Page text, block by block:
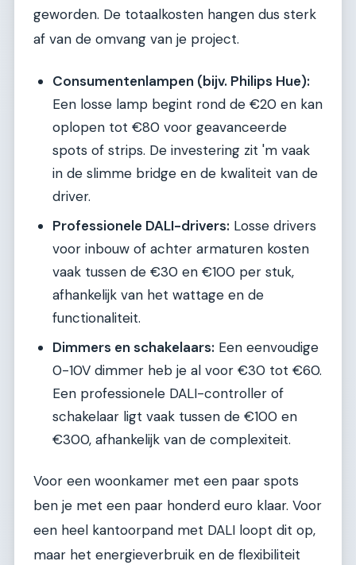
geworden. De totaalkosten hangen dus sterk
af van de omvang van je project.
Consumentenlampen (bijv. Philips Hue):
Een losse lamp begint rond de €20 en kan
oplopen tot €80 voor geavanceerde
spots of strips. De investering zit 'm vaak
in de slimme bridge en de kwaliteit van de
driver.
Professionele DALI-drivers: Losse drivers
voor inbouw of achter armaturen kosten
vaak tussen de €30 en €100 per stuk,
afhankelijk van het wattage en de
functionaliteit.
Dimmers en schakelaars: Een eenvoudige
0-10V dimmer heb je al voor €30 tot €60.
Een professionele DALI-controller of
schakelaar ligt vaak tussen de €100 en
€300, afhankelijk van de complexiteit.
Voor een woonkamer met een paar spots
ben je met een paar honderd euro klaar. Voor
een heel kantoorpand met DALI loopt dit op,
maar het energieverbruik en de flexibiliteit